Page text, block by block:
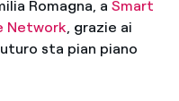
Romagna, a Smart
Network, grazie ai
sta pian piano